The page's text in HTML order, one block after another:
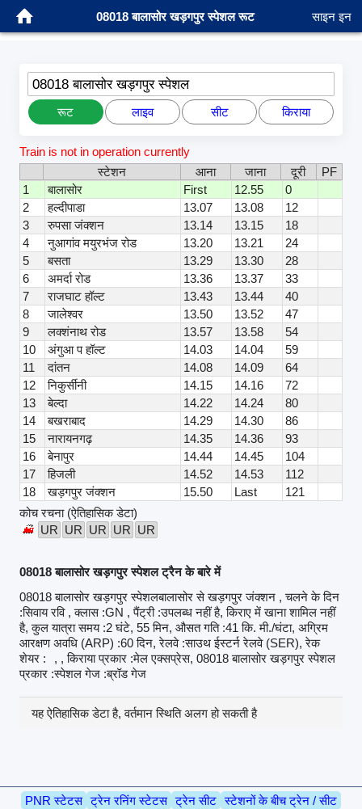
08018 बालासोर खड़गपुर स्पेशल रूट साइन इन
08018 बालासोर खड़गपुर स्पेशल
रूट लाइव सीट किराया
Train is not in operation currently
स्टेशन
आना जाना दूरी
PF
1
बालासोर First 12.55
0
2
हल्दीपाडा 13.07 13.08
12
3
रुपसा जंक्शन 13.14 13.15
18
4
नुआगांव मयुरभंज रोड 13.20 13.21
24
5
बसता 13.29 13.30
28
6
अमर्दा रोड 13.36 13.37
33
7
राजघाट हॉल्ट 13.43 13.44
40
8
जालेश्वर 13.50 13.52
47
9
लक्शंनाथ रोड 13.57 13.58
54
10
अंगुआ प हॉल्ट 14.03 14.04
59
11
दांतन 14.08 14.09
64
12
निकुर्सीनी 14.15 14.16
72
13
बेल्दा 14.22 14.24
80
14
बखराबाद 14.29 14.30
86
15
नारायनगढ़ 14.35 14.36
93
16
बेनापुर 14.44 14.45
104
17
हिजली 14.52 14.53
112
18
खड़गपुर जंक्शन 15.50 Last
121
कोच रचना (ऐतिहासिक डेटा)
UR UR UR UR UR
08018 बालासोर खड़गपुर स्पेशल ट्रैन के बारे में
08018 बालासोर खड़गपुर स्पेशलबालासोर से खड़गपुर जंक्शन , चलने के दिन
:सिवाय रवि , क्लास :GN , पैंट्री :उपलब्ध नहीं है, किराए में खाना शामिल नहीं
है, कुल यात्रा समय :2 घंटे, 55 मिन, औसत गति :41 कि. मी./घंटा, अग्रिम
आरक्षण अवधि (ARP) :60 दिन, रेलवे :साउथ ईस्टर्न रेलवे (SER), रेक
शेयर :
, , किराया प्रकार :मेल एक्सप्रेस, 08018 बालासोर खड़गपुर स्पेशल
प्रकार :स्पेशल गेज :ब्रॉड गेज
यह ऐतिहासिक डेटा है, वर्तमान स्थिति अलग हो सकती है
PNR स्टेटस ट्रेन रनिंग स्टेटस ट्रेन सीट स्टेशनों के बीच ट्रेन / सीट